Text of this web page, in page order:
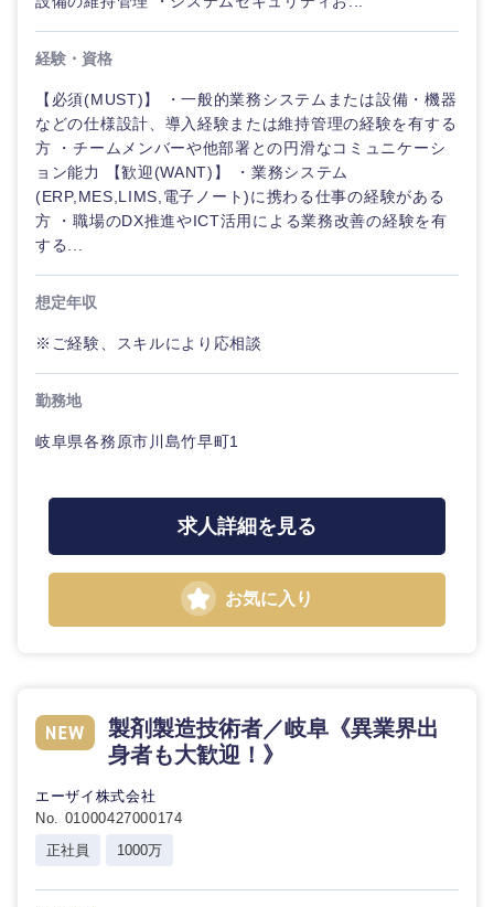
滋賀県 京都府
奈良県
経験・資格
【必須(MUST)】 ・一般的業務システムまたは設備・機器
などの仕様設計、導入経験または維持管理の経験を有する
方 ・チームメンバーや他部署との円滑なコミュニケーシ
ョン能力 【歓迎(WANT)】 ・業務システム
(ERP,MES,LIMS,電子ノート)に携わる仕事の経験がある
方 ・職場のDX推進やICT活用による業務改善の経験を有
する...
想定年収
※ご経験、スキルにより応相談
勤務地
岐阜県各務原市川島竹早町1
求人詳細を見る
お気に入り
製剤製造技術者／岐阜《異業界出
身者も大歓迎！》
エーザイ株式会社
No. 01000427000174
正社員
1000万